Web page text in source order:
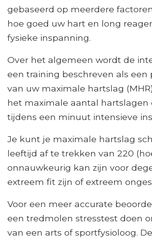
gebaseerd op meerdere
hoe goed uw hart en long
fysieke inspanning.
Over het algemeen wordt de
een training beschreven als een
van uw maximale hartslag
het maximale aantal hartslagen
tijdens een minuut intensieve
Je kunt je maximale hartslag
leeftijd af te trekken van 220
onnauwkeurig kan zijn voor
extreem fit zijn of extreem
Voor een meer accurate
een tredmolen stresstest doen
van een arts of sportfysioloog.